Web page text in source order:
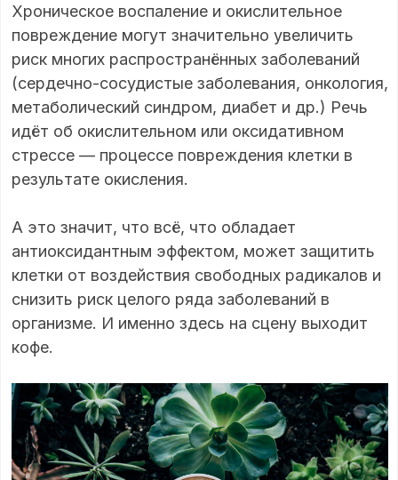
Хроническое воспаление и окислительное
повреждение могут значительно увеличить
риск многих распространённых заболеваний
(сердечно-сосудистые заболевания, онкология,
метаболический синдром, диабет и др.) Речь
идёт об окислительном или оксидативном
стрессе — процессе повреждения клетки в
результате окисления.
А это значит, что всё, что обладает
антиоксидантным эффектом, может защитить
клетки от воздействия свободных радикалов и
снизить риск целого ряда заболеваний в
организме. И именно здесь на сцену выходит
кофе.